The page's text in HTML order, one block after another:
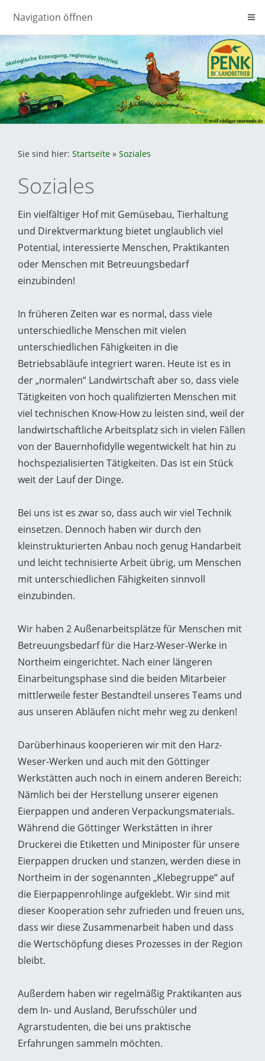
Navigation öffnen
Sie sind hier: Startseite » Soziales
Soziales
Ein vielfältiger Hof mit Gemüsebau, Tierhaltung
und Direktvermarktung bietet unglaublich viel
Potential, interessierte Menschen, Praktikanten
oder Menschen mit Betreuungsbedarf
einzubinden!
In früheren Zeiten war es normal, dass viele
unterschiedliche Menschen mit vielen
unterschiedlichen Fähigkeiten in die
Betriebsabläufe integriert waren. Heute ist es in
der „normalen“ Landwirtschaft aber so, dass viele
Tätigkeiten von hoch qualifizierten Menschen mit
viel technischen Know-How zu leisten sind, weil der
landwirtschaftliche Arbeitsplatz sich in vielen Fällen
von der Bauernhofidylle wegentwickelt hat hin zu
hochspezialisierten Tätigkeiten. Das ist ein Stück
weit der Lauf der Dinge.
Bei uns ist es zwar so, dass auch wir viel Technik
einsetzen. Dennoch haben wir durch den
kleinstrukturierten Anbau noch genug Handarbeit
und leicht technisierte Arbeit übrig, um Menschen
mit unterschiedlichen Fähigkeiten sinnvoll
einzubinden.
Wir haben 2 Außenarbeitsplätze für Menschen mit
Betreuungsbedarf für die Harz-Weser-Werke in
Northeim eingerichtet. Nach einer längeren
Einarbeitungsphase sind die beiden Mitarbeier
mittlerweile fester Bestandteil unseres Teams und
aus unseren Abläufen nicht mehr weg zu denken!
Darüberhinaus kooperieren wir mit den Harz-
Weser-Werken und auch mit den Göttinger
Werkstätten auch noch in einem anderen Bereich:
Nämlich bei der Herstellung unserer eigenen
Eierpappen und anderen Verpackungsmaterials.
Während die Göttinger Werkstätten in ihrer
Druckerei die Etiketten und Miniposter für unsere
Eierpappen drucken und stanzen, werden diese in
Northeim in der sogenannten „Klebegruppe“ auf
die Eierpappenrohlinge aufgeklebt. Wir sind mit
dieser Kooperation sehr zufrieden und freuen uns,
dass wir diese Zusammenarbeit haben und dass
die Wertschöpfung dieses Prozesses in der Region
bleibt.
Außerdem haben wir regelmäßig Praktikanten aus
dem In- und Ausland, Berufsschüler und
Agrarstudenten, die bei uns praktische
Erfahrungen sammeln möchten.